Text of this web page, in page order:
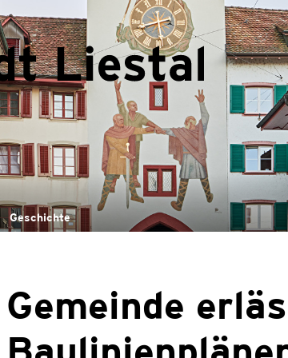
Liestal
Geschichte(ausgewählt)
Gemeinde